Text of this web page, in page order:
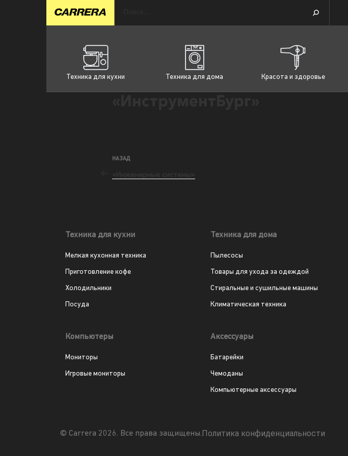
Техника для кухни Техника для дома Красота и здоровье
НАЗАД
Техника для кухни
Мелкая кухонная техника
Приготовление кофе
Холодильники
Посуда
Техника для дома
Пылесосы
Товары для ухода за одеждой
Стиральные и сушильные машины
Климатическая техника
Компьютеры
Мониторы
Игровые мониторы
Аксессуары
Батарейки
Чемоданы
Компьютерные аксессуары
© Carrera 2026. Все права защищены.Политика конфиденциальности